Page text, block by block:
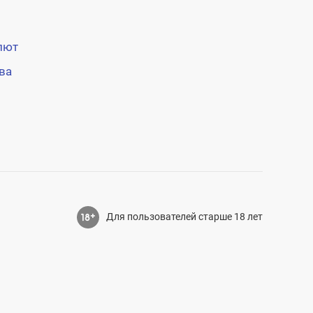
Для пользователей старше 18 лет